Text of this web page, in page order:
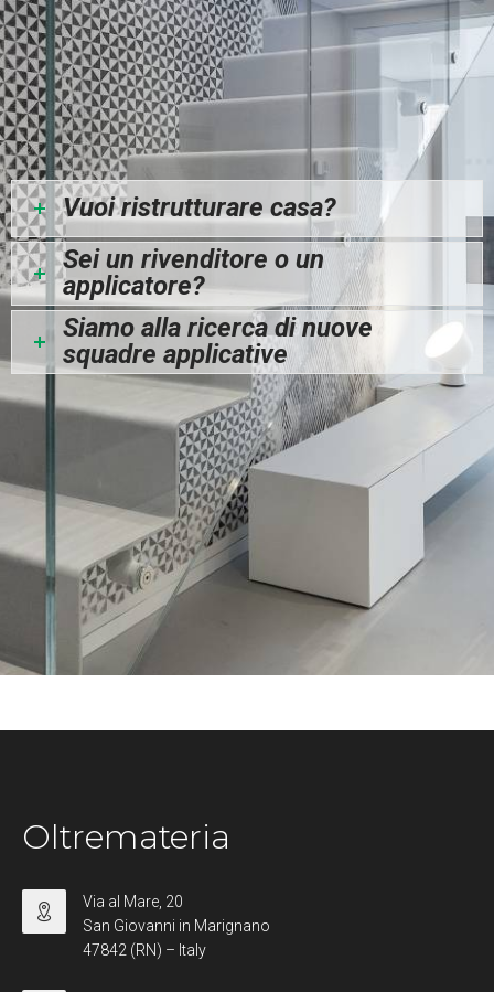
Vuoi ristrutturare casa?
Sei un rivenditore o un
applicatore?
Siamo alla ricerca di nuove
squadre applicative
Oltremateria
Via al Mare, 20
San Giovanni in Marignano
47842 (RN) – Italy